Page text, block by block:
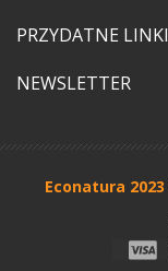
PRZYDATNE LINKI
NEWSLETTER
Econatura 2023